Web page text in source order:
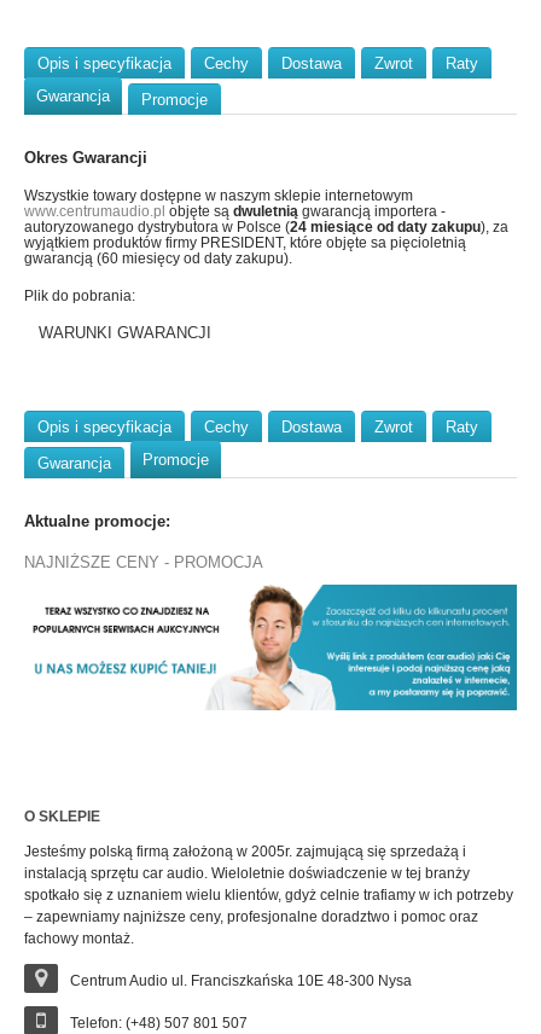
Opis i specyfikacja Cechy Dostawa Zwrot
Raty
Gwarancja
Promocje
Okres Gwarancji
Wszystkie towary dostępne w naszym sklepie internetowym
www.centrumaudio.pl objęte są dwuletnią gwarancją importera -
autoryzowanego dystrybutora w Polsce (24 miesiące od daty zakupu), za
wyjątkiem produktów firmy PRESIDENT, które objęte sa pięcioletnią
gwarancją (60 miesięcy od daty zakupu).
Plik do pobrania:
WARUNKI GWARANCJI
Opis i specyfikacja Cechy Dostawa Zwrot
Raty
Gwarancja
Promocje
Aktualne promocje:
NAJNIŻSZE CENY - PROMOCJA
O SKLEPIE
Jesteśmy polską firmą założoną w 2005r. zajmującą się sprzedażą i
instalacją sprzętu car audio. Wieloletnie doświadczenie w tej branży
spotkało się z uznaniem wielu klientów, gdyż celnie trafiamy w ich potrzeby
– zapewniamy najniższe ceny, profesjonalne doradztwo i pomoc oraz
fachowy montaż.
Centrum Audio ul. Franciszkańska 10E 48-300 Nysa
Telefon: (+48) 507 801 507